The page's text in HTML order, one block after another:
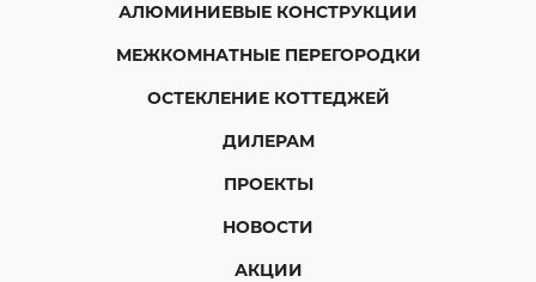
АЛЮМИНИЕВЫЕ КОНСТРУКЦИИ
МЕЖКОМНАТНЫЕ ПЕРЕГОРОДКИ
ОСТЕКЛЕНИЕ КОТТЕДЖЕЙ
ДИЛЕРАМ
ПРОЕКТЫ
НОВОСТИ
АКЦИИ